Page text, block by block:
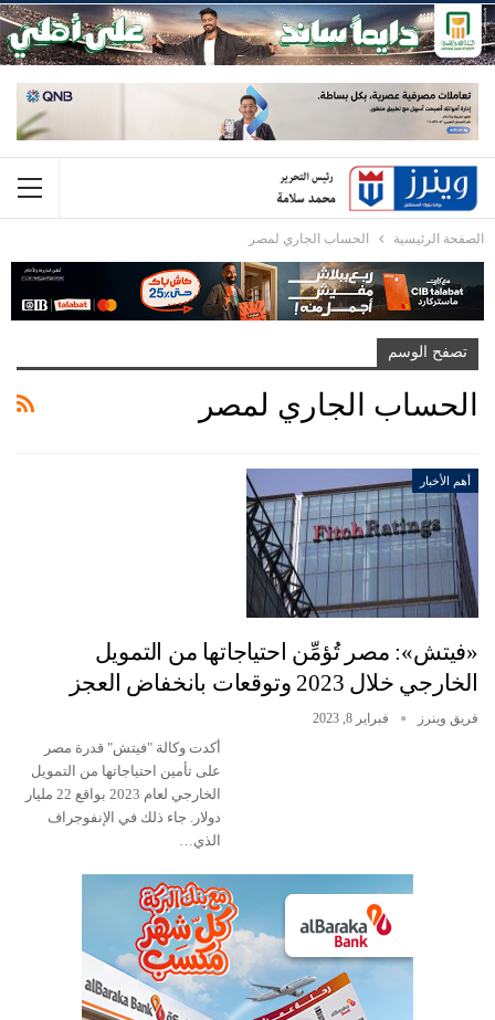
الصفحة الرئيسية الحساب الجاري لمصر
تصفح الوسم
الحساب الجاري لمصر
أهم الأخبار
«فيتش»: مصر تُؤمِّن احتياجاتها من التمويل
الخارجي خلال 2023 وتوقعات بانخفاض العجز
فريق وينرز فبراير 8, 2023
أكدت وكالة "فيتش" قدرة مصر
على تأمين احتياجاتها من التمويل
الخارجي لعام 2023 بواقع 22 مليار
دولار. جاء ذلك في الإنفوجراف
الذي…